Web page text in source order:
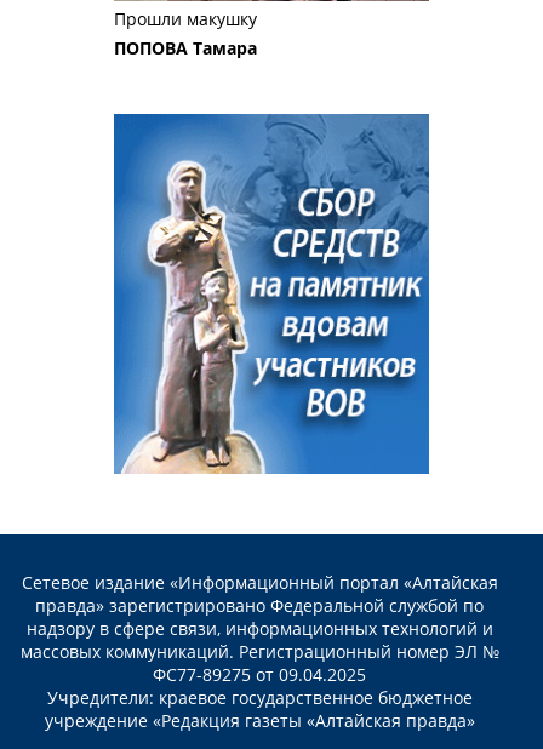
Прошли макушку
ПОПОВА Тамара
Сетевое издание «Информационный портал «Алтайская
правда» зарегистрировано Федеральной службой по
надзору в сфере связи, информационных технологий и
массовых коммуникаций. Регистрационный номер ЭЛ №
ФС77-89275 от 09.04.2025
Учредители: краевое государственное бюджетное
учреждение «Редакция газеты «Алтайская правда»